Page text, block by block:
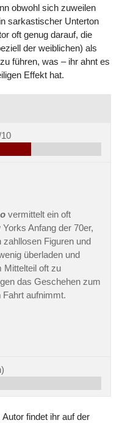
obwohl sich zuweilen
sarkastischer Unterton
oft genug darauf, die
der weiblichen) als
führen, was – ihr ahnt es
Effekt hat.
vermittelt ein oft
Anfang der 70er,
Figuren und
überladen und
Mittelteil oft zu
das Geschehen zum
Fahrt aufnimmt.
findet ihr auf der